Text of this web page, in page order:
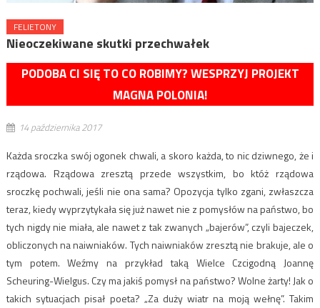
FELIETONY
Nieoczekiwane skutki przechwałek
PODOBA CI SIĘ TO CO ROBIMY? WESPRZYJ PROJEKT
MAGNA POLONIA!
14 października 2017
Każda sroczka swój ogonek chwali, a skoro każda, to nic dziwnego, że i
rządowa. Rządowa zresztą przede wszystkim, bo któż rządowa
sroczkę pochwali, jeśli nie ona sama? Opozycja tylko zgani, zwłaszcza
teraz, kiedy wyprzytykała się już nawet nie z pomysłów na państwo, bo
tych nigdy nie miała, ale nawet z tak zwanych „bajerów”, czyli bajeczek,
obliczonych na naiwniaków. Tych naiwniaków zresztą nie brakuje, ale o
tym potem. Weźmy na przykład taką Wielce Czcigodną Joannę
Scheuring-Wielgus. Czy ma jakiś pomysł na państwo? Wolne żarty! Jak o
takich sytuacjach pisał poeta? „Za duży wiatr na moją wełnę”. Takim